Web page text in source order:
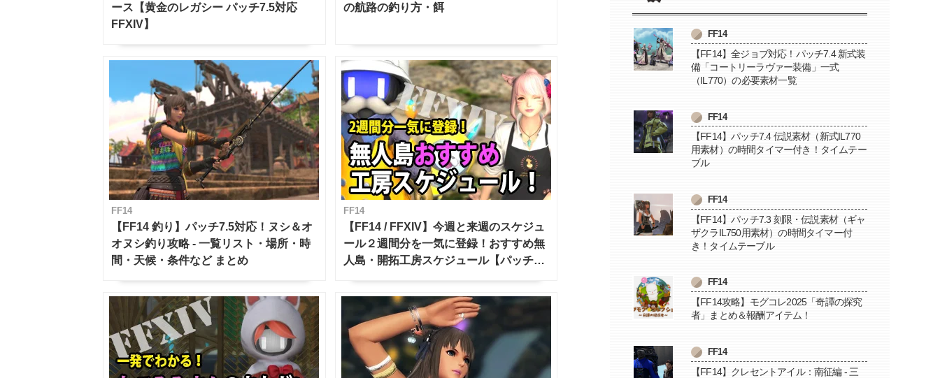
ース【黄金のレガシー パッチ7.5対応
FFXIV】
の航路の釣り方・餌
FF14
【FF14 釣り】パッチ7.5対応！ヌシ＆オ
オヌシ釣り攻略 - 一覧リスト・場所・時
間・天候・条件など まとめ
FF14
【FF14 / FFXIV】今週と来週のスケジュ
ール２週間分を一気に登録！おすすめ無
人島・開拓工房スケジュール【パッチ7.x
FF14
【FF14】全ジョブ対応！パッチ7.4 新式装
備「コートリーラヴァー装備」一式
（IL770）の必要素材一覧
FF14
【FF14】パッチ7.4 伝説素材（新式IL770
用素材）の時間タイマー付き！タイムテー
ブル
FF14
【FF14】パッチ7.3 刻限・伝説素材（ギャ
ザクラIL750用素材）の時間タイマー付
き！タイムテーブル
FF14
【FF14攻略】モグコレ2025「奇譚の探究
者」まとめ＆報酬アイテム！
FF14
【FF14】クレセントアイル：南征編 - 三